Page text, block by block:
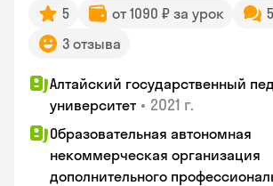
5 от 1090 ₽ за урок
3 отзыва
Алтайский государственный
университет • 2021 г.
Образовательная автономная
некоммерческая организация
дополнительного